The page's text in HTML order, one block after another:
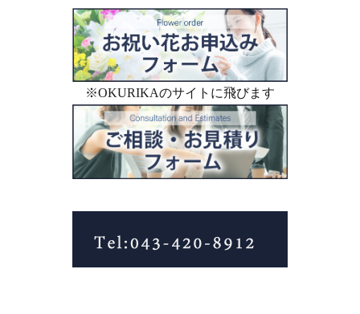
※OKURIKAのサイトに飛びます